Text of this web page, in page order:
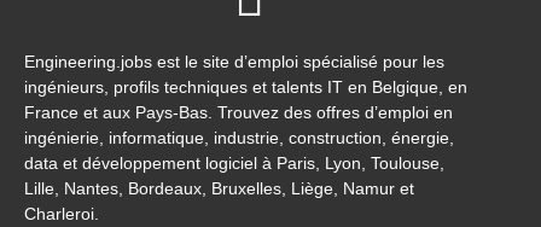
Engineering.jobs est le site d’emploi spécialisé pour les
ingénieurs, profils techniques et talents IT en Belgique, en
France et aux Pays-Bas. Trouvez des offres d’emploi en
ingénierie, informatique, industrie, construction, énergie,
data et développement logiciel à Paris, Lyon, Toulouse,
Lille, Nantes, Bordeaux, Bruxelles, Liège, Namur et
Charleroi.